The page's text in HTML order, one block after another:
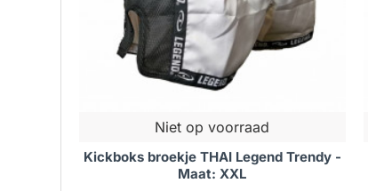
Niet op voorraad
Kickboks broekje THAI Legend Trendy -
Maat: XXL